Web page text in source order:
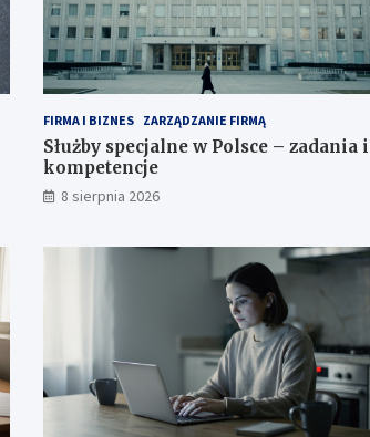
FIRMA I BIZNES ZARZĄDZANIE FIRMĄ
Służby specjalne w Polsce – zadania i
kompetencje
8 sierpnia 2026